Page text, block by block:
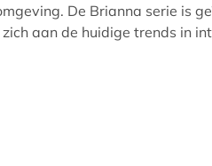
De Brianna serie is
aan de huidige trends in